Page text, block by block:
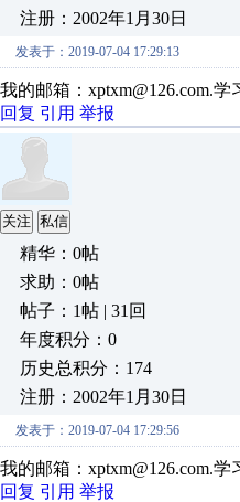
注册：2002年1月30日
发表于：2019-07-04 17:29:13
我的邮箱：xptxm@126.com.学
回复 引用 举报
关注 私信
精华：0帖
求助：0帖
帖子：1帖 | 31回
年度积分：0
历史总积分：174
注册：2002年1月30日
发表于：2019-07-04 17:29:56
我的邮箱：xptxm@126.com.
回复 引用 举报